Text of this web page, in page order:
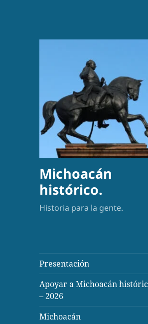
Michoacán
histórico.
Historia para la gente.
Presentación
Apoyar a Michoacán
– 2026
Michoacán